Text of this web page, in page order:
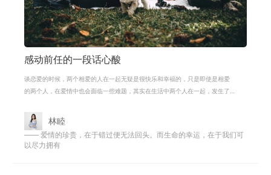
感动前任的一段话心酸
谈恋爱的时候，两个相爱的人在一起无疑是很快乐和幸福的，只是即使是相爱
的两个人，在爱情中也会面临一些难题，其实在生活中两个人在一起，发生了
林睦
—— 爱情的珍贵，在于错过便无法回头。而生命的幸运，在于我们可
以尽力拥有